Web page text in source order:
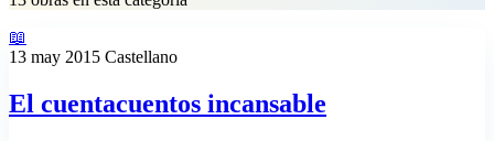
📖
13 may 2015 Castellano
El cuentacuentos incansable